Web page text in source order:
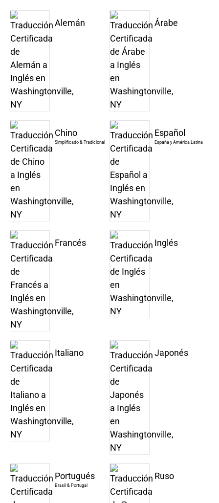
Alemán Árabe
Chino
Simplificado & Tradicional
Español
España y América Latina
Francés Inglés
Italiano Japonés
Portugués
Brasil & Portugal
Ruso